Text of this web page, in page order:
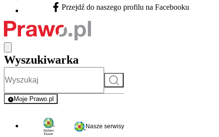
Facebook - otwiera się w nowej karcie
Przejdź do naszego profilu na Facebooku
Wyszukiwarka
Szukaj
Moje Prawo.pl
- rejestracja i logowanie do serwisu
Nasze serwisy